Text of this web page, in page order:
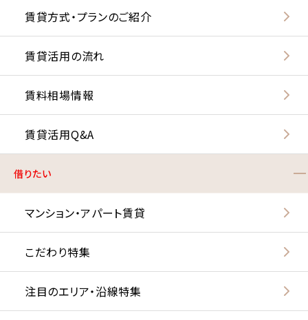
賃貸方式・プランのご紹介
賃貸活用の流れ
賃料相場情報
賃貸活用Q&A
借りたい
マンション・アパート賃貸
こだわり特集
注目のエリア・沿線特集